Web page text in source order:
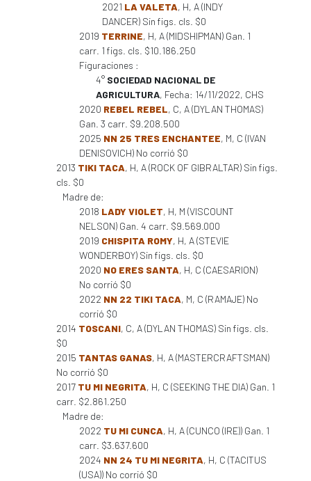
2021 LA VALETA, H, A (INDY
DANCER) Sin figs. cls. $0
2019 TERRINE, H, A (MIDSHIPMAN) Gan. 1
carr. 1 figs. cls. $10.186.250
Figuraciones :
4° SOCIEDAD NACIONAL DE
AGRICULTURA, Fecha: 14/11/2022, CHS
2020 REBEL REBEL, C, A (DYLAN THOMAS)
Gan. 3 carr. $9.208.500
2025 NN 25 TRES ENCHANTEE, M, C (IVAN
DENISOVICH) No corrió $0
2013 TIKI TACA, H, A (ROCK OF GIBRALTAR) Sin figs.
cls. $0
Madre de:
2018 LADY VIOLET, H, M (VISCOUNT
NELSON) Gan. 4 carr. $9.569.000
2019 CHISPITA ROMY, H, A (STEVIE
WONDERBOY) Sin figs. cls. $0
2020 NO ERES SANTA, H, C (CAESARION)
No corrió $0
2022 NN 22 TIKI TACA, M, C (RAMAJE) No
corrió $0
2014 TOSCANI, C, A (DYLAN THOMAS) Sin figs. cls.
$0
2015 TANTAS GANAS, H, A (MASTERCRAFTSMAN)
No corrió $0
2017 TU MI NEGRITA, H, C (SEEKING THE DIA) Gan. 1
carr. $2.861.250
Madre de:
2022 TU MI CUNCA, H, A (CUNCO (IRE)) Gan. 1
carr. $3.637.600
2024 NN 24 TU MI NEGRITA, H, C (TACITUS
(USA)) No corrió $0